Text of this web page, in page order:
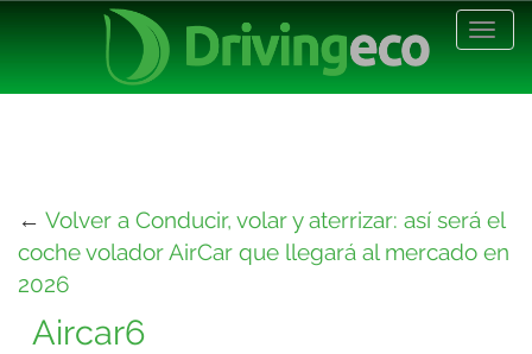
← Volver a Conducir, volar y aterrizar: así será el
coche volador AirCar que llegará al mercado en
2026
Aircar6